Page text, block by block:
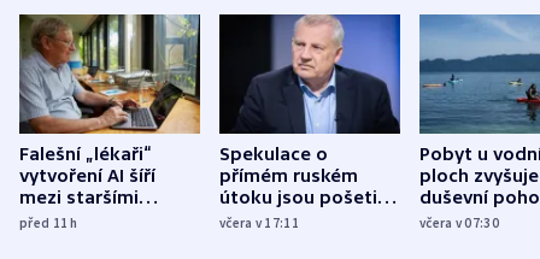
Falešní „lékaři“
vytvoření AI šíří
mezi staršími
Poláky nebezpečné
před 11h
Spekulace o
přímém ruském
útoku jsou pošetilé,
míní estonský
včera v 17:11
Pobyt u
ploch zvyšuje
duševní
ukázala
včera v 07:30